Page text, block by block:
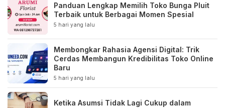
Panduan Lengkap Memilih Toko Bunga Pluit
Terbaik untuk Berbagai Momen Spesial
5 hari yang lalu
Membongkar Rahasia Agensi Digital: Trik
Cerdas Membangun Kredibilitas Toko Online
Baru
5 hari yang lalu
Ketika Asumsi Tidak Lagi Cukup dalam